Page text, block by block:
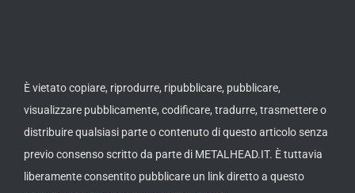
È vietato copiare, riprodurre, ripubblicare, pubblicare,
visualizzare pubblicamente, codificare, tradurre, trasmettere o
distribuire qualsiasi parte o contenuto di questo articolo senza
previo consenso scritto da parte di METALHEAD.IT. È tuttavia
liberamente consentito pubblicare un link diretto a questo